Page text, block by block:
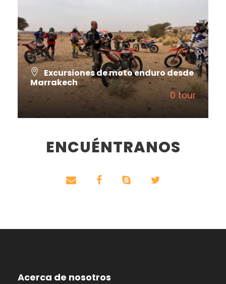
Excursiones de moto enduro desde
Marrakech
0 tour
ENCUÉNTRANOS
Acerca de nosotros